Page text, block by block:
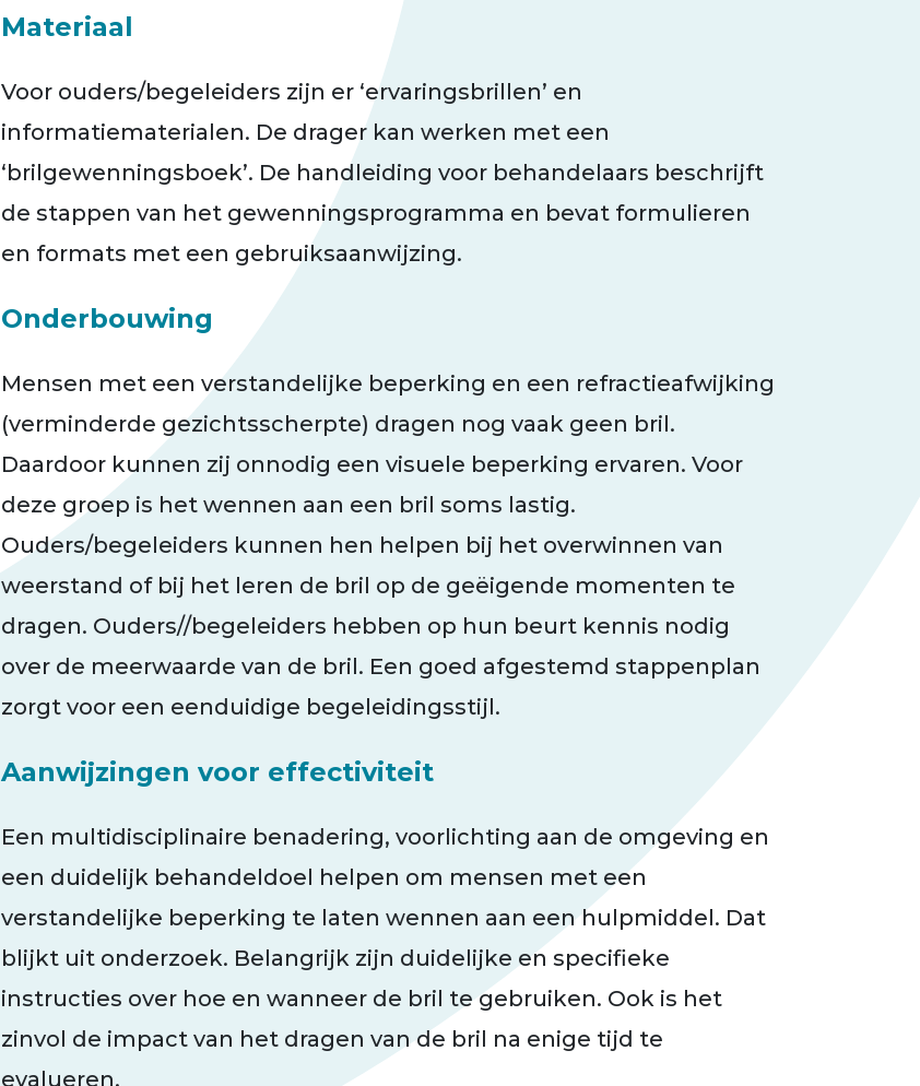
Materiaal
Voor ouders/begeleiders zijn er ‘ervaringsbrillen’ en
informatiematerialen. De drager kan werken met een
‘brilgewenningsboek’. De handleiding voor behandelaars beschrijft
de stappen van het gewenningsprogramma en bevat formulieren
en formats met een gebruiksaanwijzing.
Onderbouwing
Mensen met een verstandelijke beperking en een refractieafwijking
(verminderde gezichtsscherpte) dragen nog vaak geen bril.
Daardoor kunnen zij onnodig een visuele beperking ervaren. Voor
deze groep is het wennen aan een bril soms lastig.
Ouders/begeleiders kunnen hen helpen bij het overwinnen van
weerstand of bij het leren de bril op de geëigende momenten te
dragen. Ouders//begeleiders hebben op hun beurt kennis nodig
over de meerwaarde van de bril. Een goed afgestemd stappenplan
zorgt voor een eenduidige begeleidingsstijl.
Aanwijzingen voor effectiviteit
Een multidisciplinaire benadering, voorlichting aan de omgeving en
een duidelijk behandeldoel helpen om mensen met een
verstandelijke beperking te laten wennen aan een hulpmiddel. Dat
blijkt uit onderzoek. Belangrijk zijn duidelijke en specifieke
instructies over hoe en wanneer de bril te gebruiken. Ook is het
zinvol de impact van het dragen van de bril na enige tijd te
evalueren.